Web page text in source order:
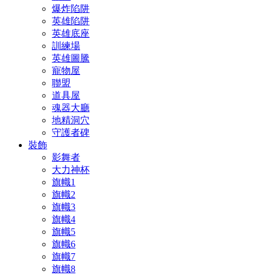
爆炸陷阱
英雄陷阱
英雄底座
訓練場
英雄圖騰
寵物屋
聯盟
道具屋
魂器大廳
地精洞穴
守護者碑
裝飾
影舞者
大力神杯
旗幟1
旗幟2
旗幟3
旗幟4
旗幟5
旗幟6
旗幟7
旗幟8